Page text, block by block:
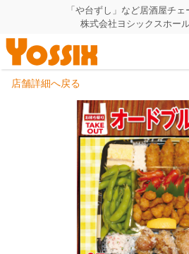
「や台ずし」など居酒屋チ
株式会社ヨシックスホー
HOME
企業情報
企業情報トップ
代表者あいさつ
グループ会社
飲食事業紹介
飲食事業紹介トップ
IR（株主・投資家）情報
店舗詳細へ戻る